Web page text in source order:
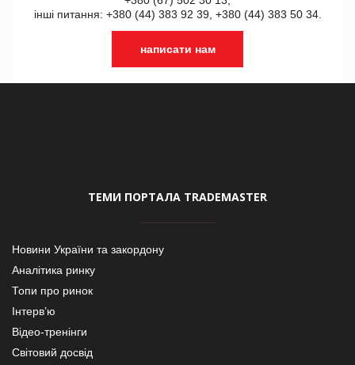
інші питання: +380 (44) 383 92 39, +380 (44) 383 50 34.
написати нам
ТЕМИ ПОРТАЛА TRADEMASTER
Новини України та закордону
Аналітика ринку
Топи про ринок
Інтерв’ю
Відео-тренінги
Світовий досвід